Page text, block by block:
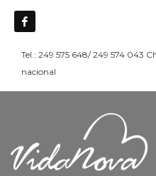
Tel.: 249 575 648/ 249 574 043
nacional